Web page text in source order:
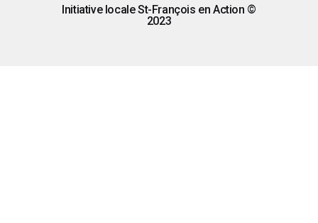
Initiative locale St-François en Action ©
2023